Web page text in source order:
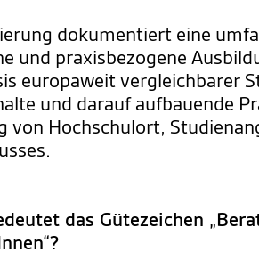
dokumentiert eine
und praxisbezogene
europaweit vergleichbarer
und darauf aufbauende
von Hochschulort,
das Gütezeichen